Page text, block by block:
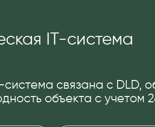
IT-система
система связана с DLD,
объекта с учетом